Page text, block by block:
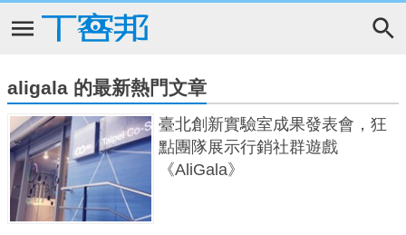
aligala 的最新熱門文章
臺北創新實驗室成果發表會，狂
點團隊展示行銷社群遊戲
《AliGala》